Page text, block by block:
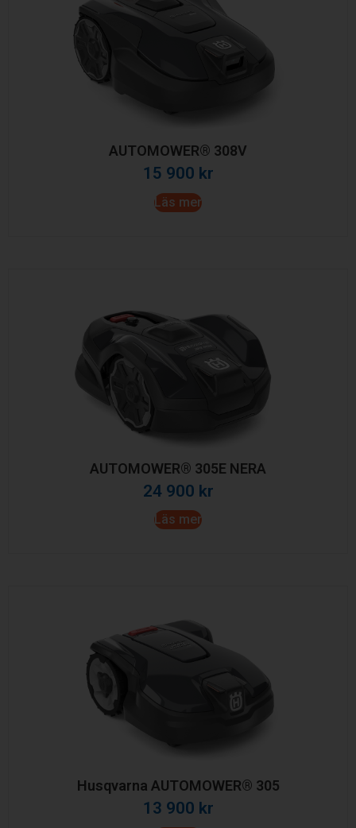
AUTOMOWER® 308V
15 900 kr
Läs mer
AUTOMOWER® 305E NERA
24 900 kr
Läs mer
Husqvarna AUTOMOWER® 305
13 900 kr